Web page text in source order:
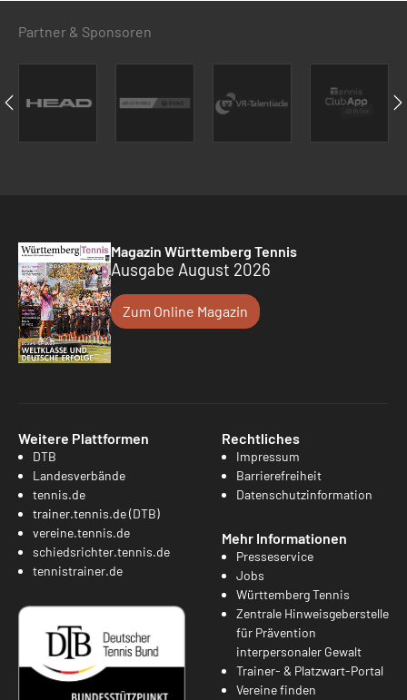
Partner & Sponsoren
Magazin Württemberg Tennis
Ausgabe August 2026
Zum Online Magazin
Weitere Plattformen
DTB
Landesverbände
tennis.de
trainer.tennis.de (DTB)
vereine.tennis.de
schiedsrichter.tennis.de
tennistrainer.de
Rechtliches
Impressum
Barrierefreiheit
Datenschutzinformation
Mehr Informationen
Presseservice
Jobs
Württemberg Tennis
Zentrale Hinweisgeberstelle
für Prävention
interpersonaler Gewalt
Trainer- & Platzwart-Portal
Vereine finden